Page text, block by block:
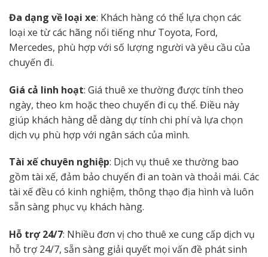
Đa dạng về loại xe: Khách hàng có thể lựa chọn các
loại xe từ các hãng nổi tiếng như Toyota, Ford,
Mercedes, phù hợp với số lượng người và yêu cầu của
chuyến đi.
Giá cả linh hoạt: Giá thuê xe thường được tính theo
ngày, theo km hoặc theo chuyến đi cụ thể. Điều này
giúp khách hàng dễ dàng dự tính chi phí và lựa chọn
dịch vụ phù hợp với ngân sách của mình.
Tài xế chuyên nghiệp: Dịch vụ thuê xe thường bao
gồm tài xế, đảm bảo chuyến đi an toàn và thoải mái. Các
tài xế đều có kinh nghiệm, thông thạo địa hình và luôn
sẵn sàng phục vụ khách hàng.
Hỗ trợ 24/7: Nhiều đơn vị cho thuê xe cung cấp dịch vụ
hỗ trợ 24/7, sẵn sàng giải quyết mọi vấn đề phát sinh